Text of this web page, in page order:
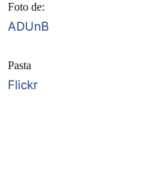
Foto de:
ADUnB
Pasta
Flickr